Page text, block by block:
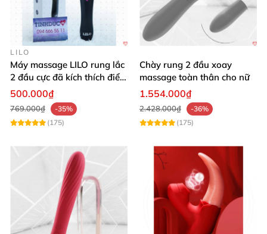
LILO
Máy massage LILO rung lắc
2 đầu cực đã kích thích điểm
G âm đạo
500.000₫
769.000₫
-35%
(175)
Chày rung 2 đầu xoay
massage toàn thân cho nữ
1.554.000₫
2.428.000₫
-36%
(175)